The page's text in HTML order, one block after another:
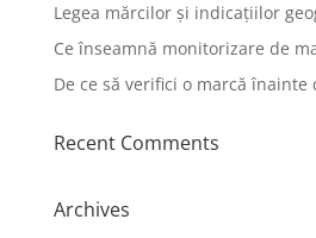
Legea mărcilor și indicațiilor
Ce înseamnă monitorizare de
De ce să verifici o marcă înainte
Recent Comments
Archives